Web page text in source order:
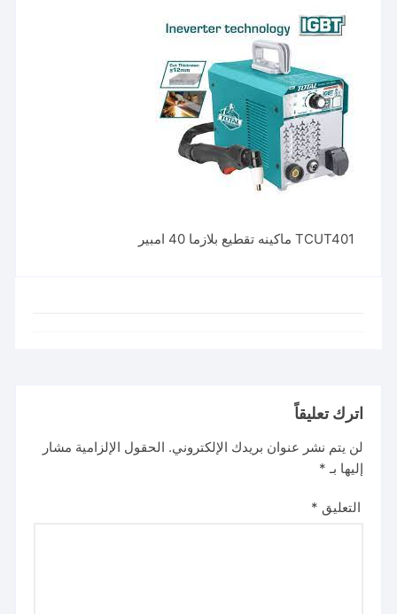
TCUT401 ماكينه تقطيع بلازما 40 امبير
اترك تعليقاً
لن يتم نشر عنوان بريدك الإلكتروني. الحقول الإلزامية مشار
إليها بـ *
التعليق *